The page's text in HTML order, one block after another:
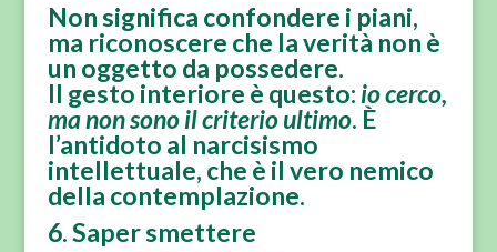
Non significa confondere i piani,
ma riconoscere che la verità non è
un oggetto da possedere.
Il gesto interiore è questo: io cerco,
ma non sono il criterio ultimo. È
l’antidoto al narcisismo
intellettuale, che è il vero nemico
della contemplazione.
6. Saper smettere